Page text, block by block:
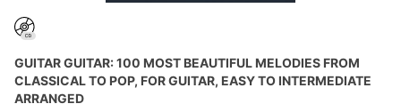
GUITAR GUITAR: 100 MOST BEAUTIFUL MELODIES FROM
CLASSICAL TO POP, FOR GUITAR, EASY TO INTERMEDIATE
ARRANGED